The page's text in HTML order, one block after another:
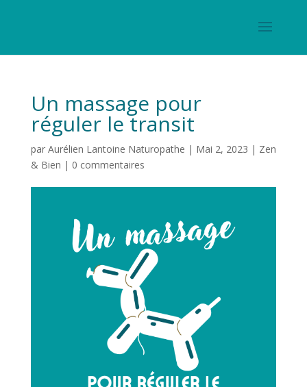
Un massage pour
réguler le transit
par Aurélien Lantoine Naturopathe | Mai 2, 2023 | Zen
& Bien | 0 commentaires